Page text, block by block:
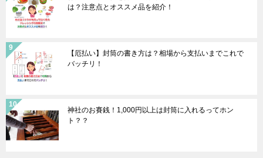
は？注意点とオススメ品を紹介！
【厄払い】封筒の書き方は？相場から支払いまでこれで
バッチリ！
神社のお賽銭！1,000円以上は封筒に入れるってホン
ト？？